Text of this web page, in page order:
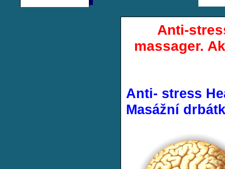
Anti-
massager.
Anti- stress
Masážní